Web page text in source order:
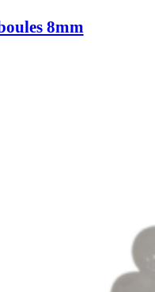
8mm